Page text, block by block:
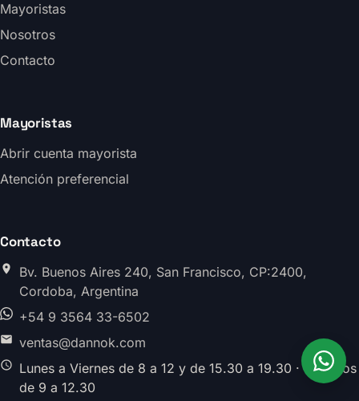
Mayoristas
Nosotros
Contacto
Mayoristas
Abrir cuenta mayorista
Atención preferencial
Contacto
Bv. Buenos Aires 240, San Francisco, CP:2400,
Cordoba, Argentina
+54 9 3564 33-6502
ventas@dannok.com
Lunes a Viernes de 8 a 12 y de 15.30 a 19.30 · Sabados
de 9 a 12.30